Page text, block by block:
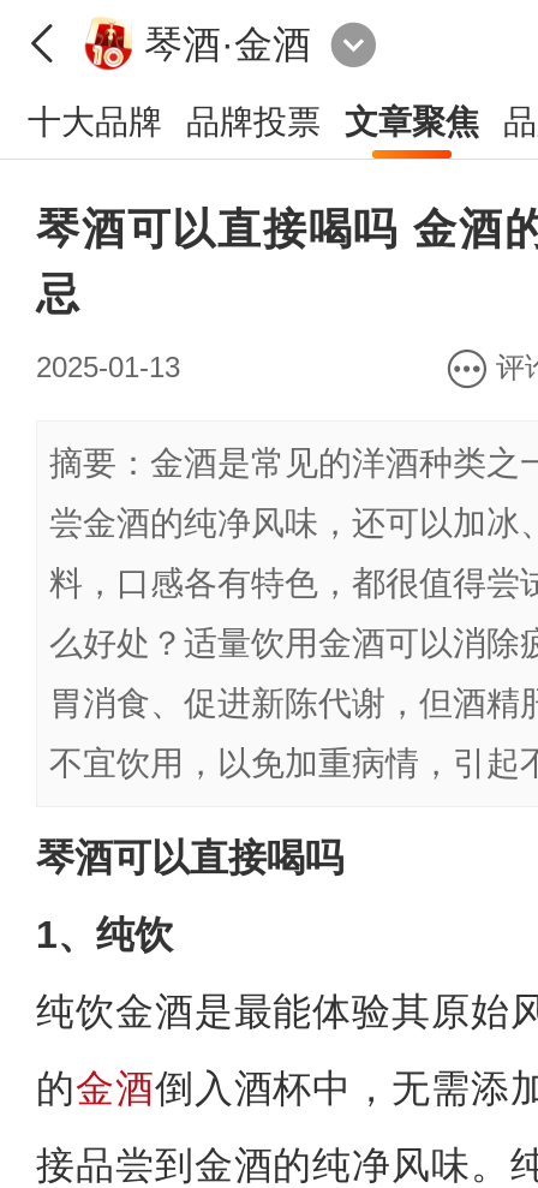
琴酒·金酒
十大品牌 品牌投票 文章聚焦
琴酒可以直接喝吗 金酒
忌
2025-01-13 评
摘要：金酒是常见的洋酒种类之
尝金酒的纯净风味，还可以加冰
料，口感各有特色，都很值得尝
么好处？适量饮用金酒可以消除
胃消食、促进新陈代谢，但酒精
不宜饮用，以免加重病情，引起
琴酒可以直接喝吗
1、纯饮
纯饮金酒是最能体验其原始
的金酒倒入酒杯中，无需添
接品尝到金酒的纯净风味。